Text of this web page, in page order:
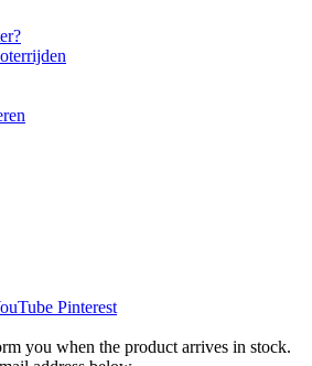
Pinterest
you when the product arrives in stock.